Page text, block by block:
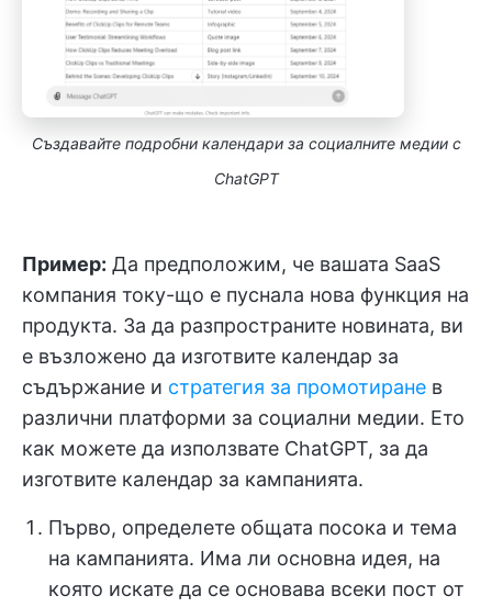
Създавайте подробни календари за социалните медии с
ChatGPT
Пример: Да предположим, че вашата SaaS
компания току-що е пуснала нова функция на
продукта. За да разпространите новината, ви
е възложено да изготвите календар за
съдържание и стратегия за промотиране в
различни платформи за социални медии. Ето
как можете да използвате ChatGPT, за да
изготвите календар за кампанията.
Първо, определете общата посока и тема
на кампанията. Има ли основна идея, на
която искате да се основава всеки пост от